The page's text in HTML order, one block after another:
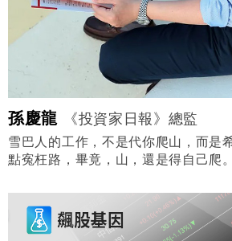
孫慶龍 《投資家日報》總監
雪巴人的工作，不是代你爬山，而是
點寃枉路，畢竟，山，還是得自己爬。